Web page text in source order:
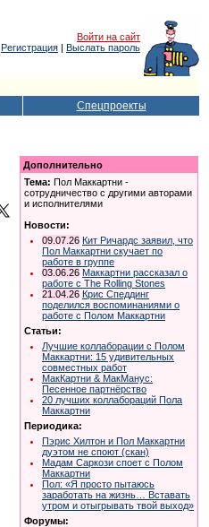
Войти на сайт
Регистрация | Выслать пароль
Спецпроекты
Дополнительно
Тема: Пол Маккартни -
сотрудничество с другими авторами
и исполнителями
Новости:
09.07.26 Кит Ричардс заявил, что
Пол Маккартни скучает по
работе в группе
03.06.26 Маккартни рассказал о
работе с The Rolling Stones
21.04.26 Крис Спеддинг
поделился воспоминаниями о
работе с Полом Маккартни
Статьи:
Лучшие коллаборации с Полом
Маккартни: 15 удивительных
совместных работ
МакКартни & МакМанус:
Песенное партнёрство
20 лучшиx коллабораций Пола
Маккартни
Периодика:
Пэрис Хилтон и Пол Маккартни
дуэтом не споют (скан)
Мадам Саркози споет с Полом
Маккартни
Пол: «Я просто пытаюсь
заработать на жизнь… Вставать
утром и отыгрывать твой выход»
Форумы: